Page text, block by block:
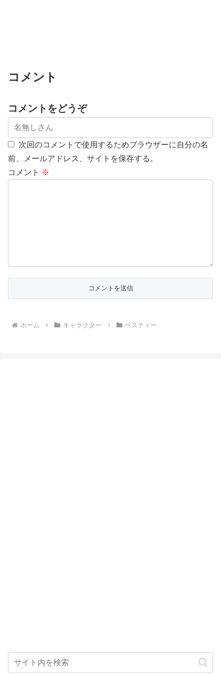
コメント
コメントをどうぞ
次回のコメントで使用するためブラウザーに自分の名
前、メールアドレス、サイトを保存する。
コメント ※
ホーム キャラクター ベスティー